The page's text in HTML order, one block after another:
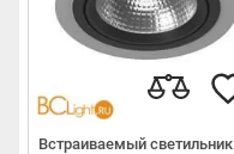
Встраиваемый светильник